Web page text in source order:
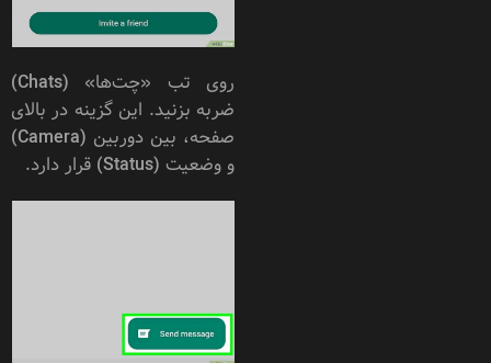
روی تب «چت‌ها» (Chats)
ضربه بزنید. این گزینه در بالای
صفحه، بین دوربین (Camera)
و وضعیت (Status) قرار دارد.